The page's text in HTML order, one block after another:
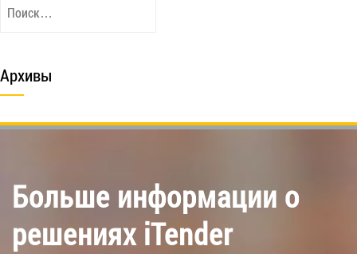
Архивы
Больше информации о
решениях iTender